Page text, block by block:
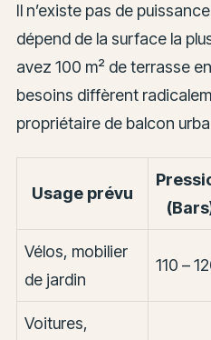
Il n’existe pas de
dépend de la surface la
avez 100 m² de terrasse
besoins diffèrent
propriétaire de balcon
Usage prévu
Vélos, mobilier
de jardin
110 –
Voitures,